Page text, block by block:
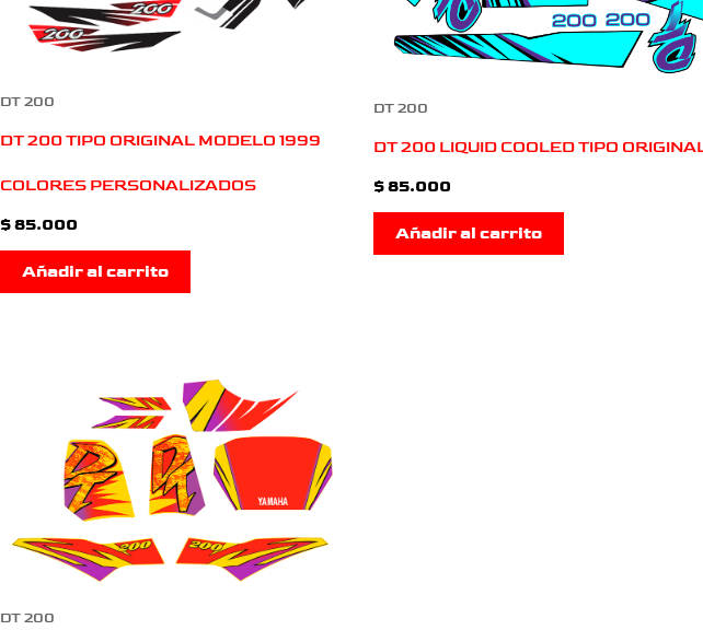
DT 200
DT 200 TIPO ORIGINAL MODELO 1999
COLORES PERSONALIZADOS
$85.000
Añadir al carrito
DT 200
DT 200 LIQUID COOLED TIPO
$85.000
Añadir al carrito
DT 200